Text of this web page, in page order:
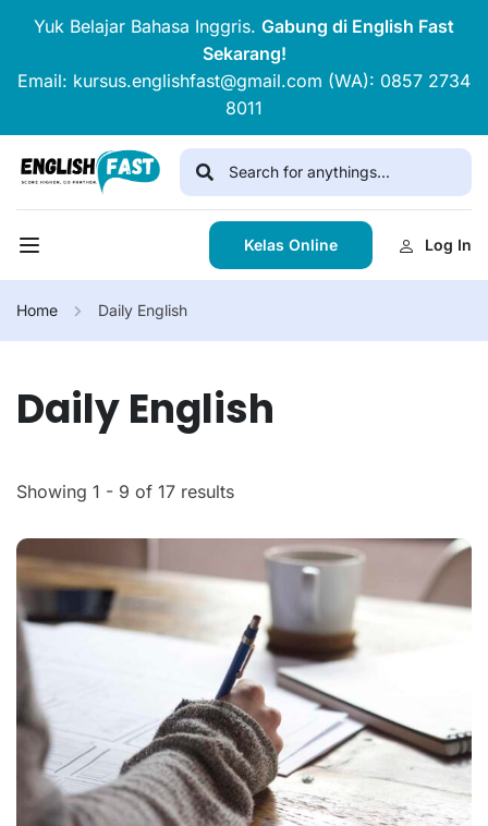
Yuk Belajar Bahasa Inggris. Gabung di English Fast
Sekarang!
Email: kursus.englishfast@gmail.com (WA): 0857 2734
8011
Kelas Online Log In
Home Daily English
Daily English
Showing 1 - 9 of 17 results